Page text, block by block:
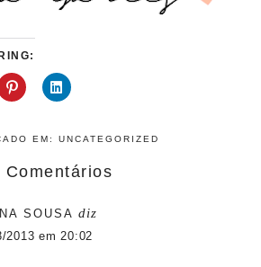
EM:UNCATEGORIZED
Comentários
SOUSA diz
2013 em 20:02